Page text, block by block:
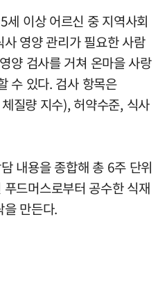
세 이상 어르신 중 지역사회
영양 관리가 필요한 사람
양 검사를 거쳐 온마을 사랑
수 있다. 검사 항목은
량 지수), 허약수준, 식사
내용을 종합해 총 6주 단위
드머스로부터 공수한 식재
만든다.